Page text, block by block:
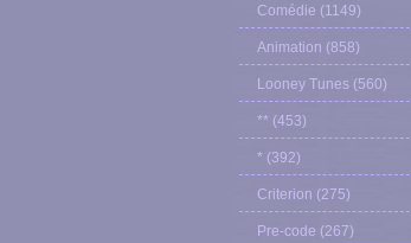
Comédie (1149)
Animation (858)
Looney Tunes (560)
** (453)
* (392)
Criterion (275)
Pre-code (267)